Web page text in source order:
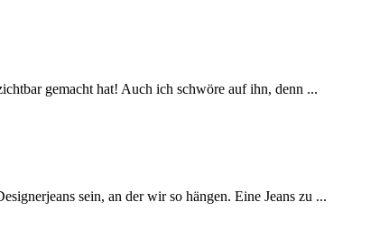
gemacht hat! Auch ich schwöre auf ihn, denn ...
sein, an der wir so hängen. Eine Jeans zu ...